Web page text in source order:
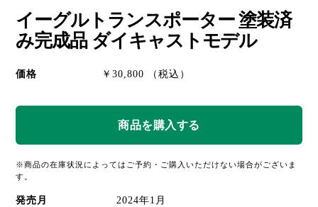
イーグルトランスポーター 塗装済
み完成品 ダイキャストモデル
価格 ￥30,800 （税込）
※商品の在庫状況によってはご予約・ご購入いただけない場合がございま
す。
発売月 2024年1月